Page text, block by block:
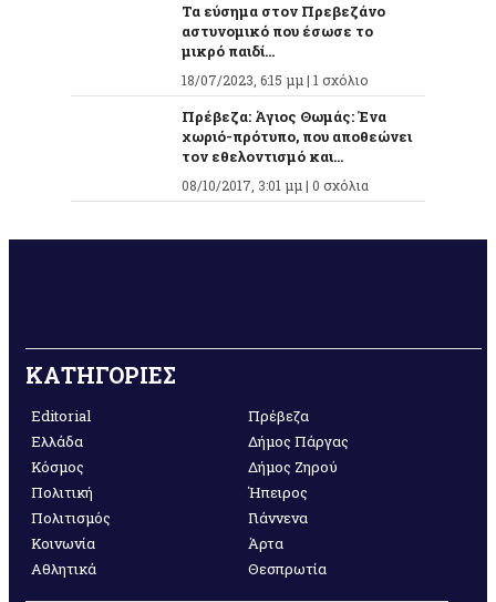
Τα εύσημα στον Πρεβεζάνο
αστυνομικό που έσωσε το
μικρό παιδί...
18/07/2023, 6:15 μμ | 1 σχόλιο
Πρέβεζα: Άγιος Θωμάς: Ένα
χωριό-πρότυπο, που αποθεώνει
τον εθελοντισμό και...
08/10/2017, 3:01 μμ | 0 σχόλια
ΚΑΤΗΓΟΡΙΕΣ
Editorial
Ελλάδα
Κόσμος
Πολιτική
Πολιτισμός
Κοινωνία
Αθλητικά
Πρέβεζα
Δήμος Πάργας
Δήμος Ζηρού
Ήπειρος
Γιάννενα
Άρτα
Θεσπρωτία